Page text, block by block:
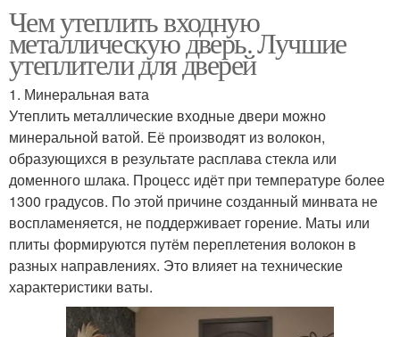
Чем утеплить входную
металлическую дверь. Лучшие
утеплители для дверей
1. Минеральная вата
Утеплить металлические входные двери можно
минеральной ватой. Её производят из волокон,
образующихся в результате расплава стекла или
доменного шлака. Процесс идёт при температуре более
1300 градусов. По этой причине созданный минвата не
воспламеняется, не поддерживает горение. Маты или
плиты формируются путём переплетения волокон в
разных направлениях. Это влияет на технические
характеристики ваты.